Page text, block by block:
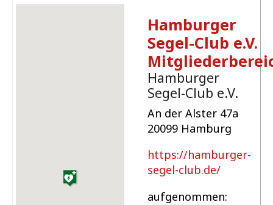
Hamburger
Segel-Club e.V.
Hamburger
Segel-Club e.V.
An der Alster 47a
20099 Hamburg
https://hamburger-
segel-club.de/
aufgenommen: